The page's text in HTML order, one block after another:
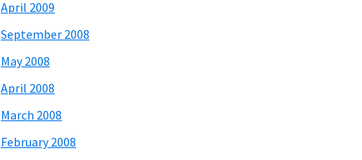
April 2009
September 2008
May 2008
April 2008
March 2008
February 2008